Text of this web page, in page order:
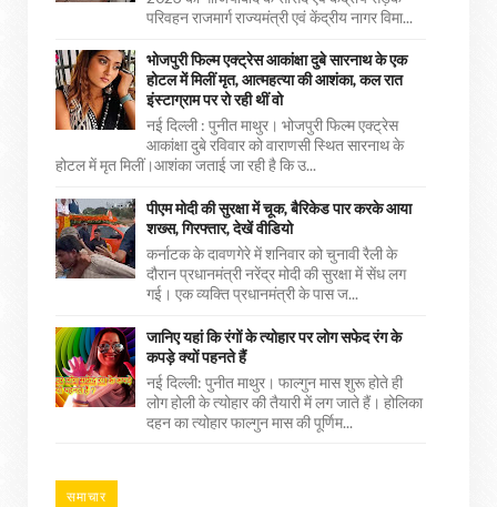
परिवहन राजमार्ग राज्यमंत्री एवं केंद्रीय नागर विमा...
भोजपुरी फिल्म एक्ट्रेस आकांक्षा दुबे सारनाथ के एक
होटल में मिलीं मृत, आत्महत्या की आशंका, कल रात
इंस्टाग्राम पर रो रही थीं वो
नई दिल्ली : पुनीत माथुर। भोजपुरी फिल्म एक्ट्रेस
आकांक्षा दुबे रविवार को वाराणसी स्थित सारनाथ के
होटल में मृत मिलीं।आशंका जताई जा रही है कि उ...
पीएम मोदी की सुरक्षा में चूक, बैरिकेड पार करके आया
शख्स, गिरफ्तार, देखें वीडियो
कर्नाटक के दावणगेरे में शनिवार को चुनावी रैली के
दौरान प्रधानमंत्री नरेंद्र मोदी की सुरक्षा में सेंध लग
गई। एक व्यक्ति प्रधानमंत्री के पास ज...
जानिए यहां कि रंगों के त्योहार पर लोग सफेद रंग के
कपड़े क्यों पहनते हैं
नई दिल्ली: पुनीत माथुर। फाल्गुन मास शुरू होते ही
लोग होली के त्योहार की तैयारी में लग जाते हैं। होलिका
दहन का त्योहार फाल्गुन मास की पूर्णिम...
समाचार